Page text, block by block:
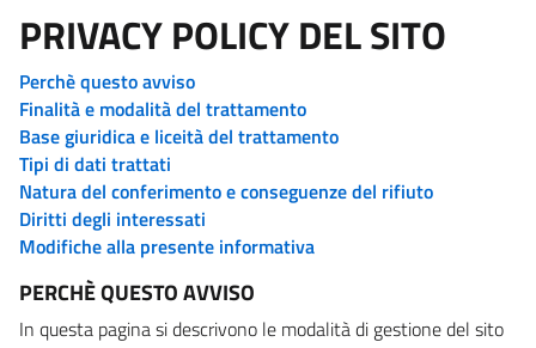
PRIVACY POLICY DEL SITO
Perchè questo avviso
Finalità e modalità del trattamento
Base giuridica e liceità del trattamento
Tipi di dati trattati
Natura del conferimento e conseguenze del rifiuto
Diritti degli interessati
Modifiche alla presente informativa
PERCHÈ QUESTO AVVISO
In questa pagina si descrivono le modalità di gestione del sito